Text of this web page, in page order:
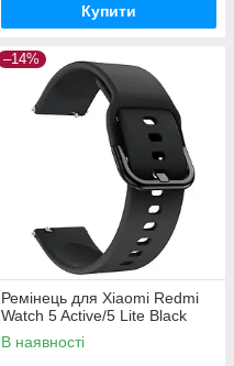
Купити
–14%
Ремінець для Xiaomi Redmi
Watch 5 Active/5 Lite Black
В наявності